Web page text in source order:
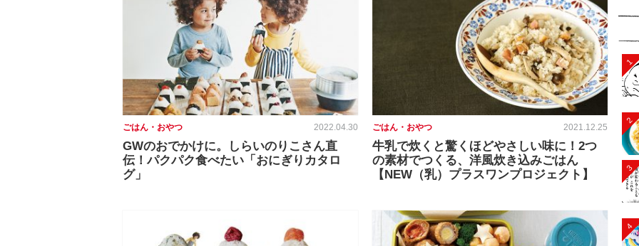
ごはん・おやつ 2022.04.30
GWのおでかけに。しらいのりこさん直
伝！パクパク食べたい「おにぎりカタロ
グ」
ごはん・おやつ 2021.12.25
牛乳で炊くと驚くほどやさしい味に！2つ
の素材でつくる、洋風炊き込みごはん
【NEW（乳）プラスワンプロジェクト】
1
2
3
4